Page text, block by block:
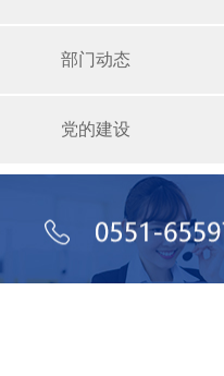
部门动态
党的建设